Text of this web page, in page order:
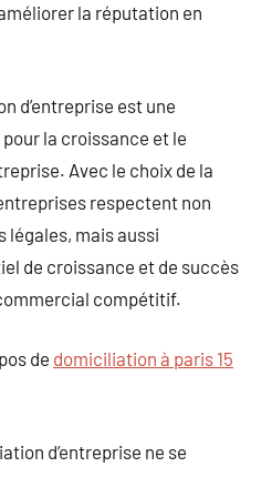
la réputation en
d’entreprise est une
la croissance et le
Avec le choix de la
respectent non
légales, mais aussi
de croissance et de succès
compétitif.
de domiciliation à paris 15
d’entreprise ne se